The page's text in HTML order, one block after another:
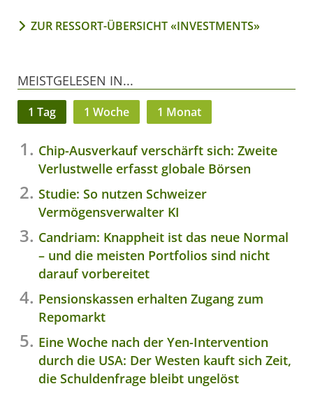
ZUR RESSORT-ÜBERSICHT «INVESTMENTS»
MEISTGELESEN IN...
1 Tag 1 Woche 1 Monat
Chip-Ausverkauf verschärft sich: Zweite
Verlustwelle erfasst globale Börsen
Studie: So nutzen Schweizer
Vermögensverwalter KI
Candriam: Knappheit ist das neue Normal
– und die meisten Portfolios sind nicht
darauf vorbereitet
Pensionskassen erhalten Zugang zum
Repomarkt
Eine Woche nach der Yen-Intervention
durch die USA: Der Westen kauft sich Zeit,
die Schuldenfrage bleibt ungelöst